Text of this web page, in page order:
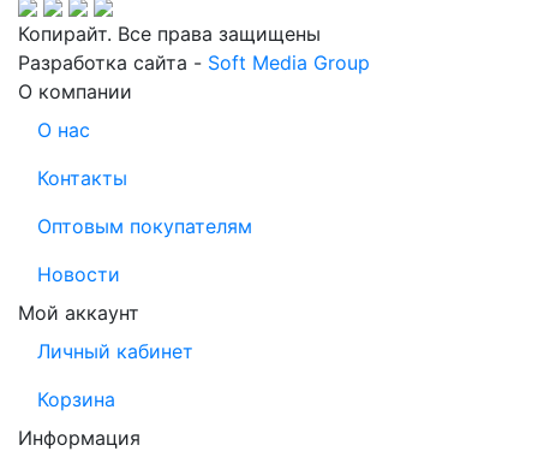
Копирайт. Все права защищены
Разработка сайта - Soft Media Group
О компании
О нас
Контакты
Оптовым покупателям
Новости
Мой аккаунт
Личный кабинет
Корзина
Информация